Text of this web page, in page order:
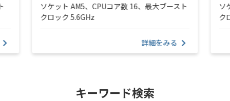
ソケット AM5、CPUコア数 16、最大ブースト
クロック 5.6GHz
詳細をみる
ソ
ク
キーワード検索